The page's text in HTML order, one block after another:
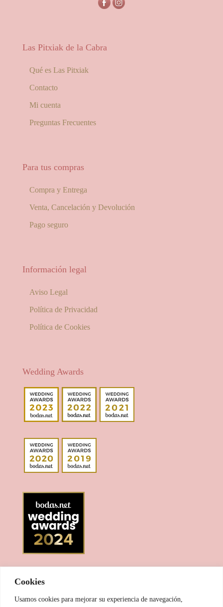
Cookies
Usamos cookies para mejorar su experiencia de navegación,
Las Pitxiak de la Cabra
Qué es Las Pitxiak
Contacto
Mi cuenta
Preguntas Frecuentes
Para tus compras
Compra y Entrega
Venta, Cancelación y Devolución
Pago seguro
Información legal
Aviso Legal
Política de Privacidad
Política de Cookies
Wedding Awards